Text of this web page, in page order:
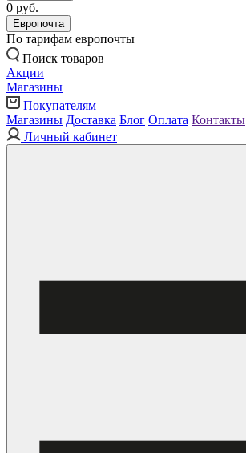
0 руб.
Европочта
По тарифам европочты
Поиск товаров
Акции
Магазины
Покупателям
Магазины Доставка Блог Оплата Контакты
Личный кабинет